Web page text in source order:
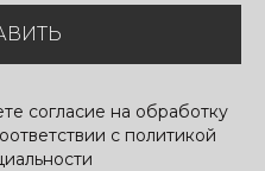
согласие на обработку
с политикой